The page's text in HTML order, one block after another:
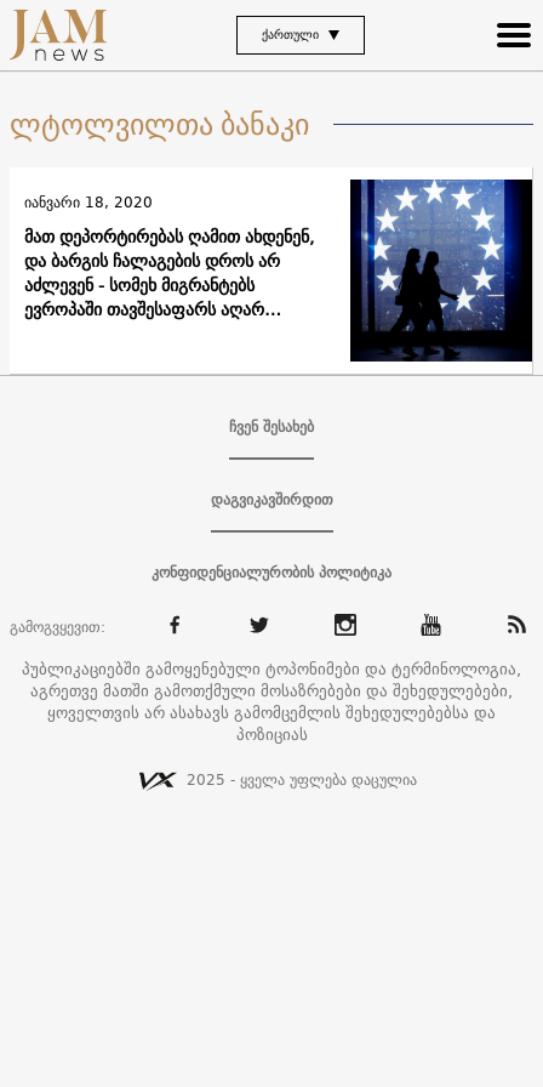
ᲥᲐᲠᲗᲣᲚᲘ
ლტოლვილთა ბანაკი
მათ დეპორტირებას ღამით ახდენენ,
და ბარგის ჩალაგების დროს არ
აძლევენ - სომეხ მიგრანტებს
ევროპაში თავშესაფარს აღარ
იანვარი 18, 2020
ჩვენ შესახებ
დაგვიკავშირდით
კონფიდენციალურობის პოლიტიკა
გამოგვყევით:
პუბლიკაციებში გამოყენებული ტოპონიმები და ტერმინოლოგია,
აგრეთვე მათში გამოთქმული მოსაზრებები და შეხედულებები,
ყოველთვის არ ასახავს გამომცემლის შეხედულებებსა და
პოზიციას
2025 - ყველა უფლება დაცულია